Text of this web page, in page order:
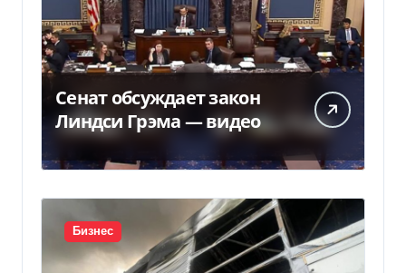
Сенат обсуждает закон
Линдси Грэма — видео
Бизнес